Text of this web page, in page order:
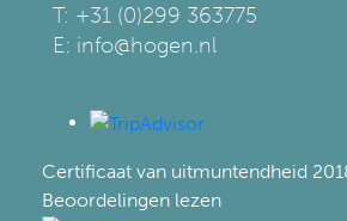
T: +31 (0)299 363775
E: info@hogen.nl
Certificaat van uitmuntendheid
Beoordelingen lezen